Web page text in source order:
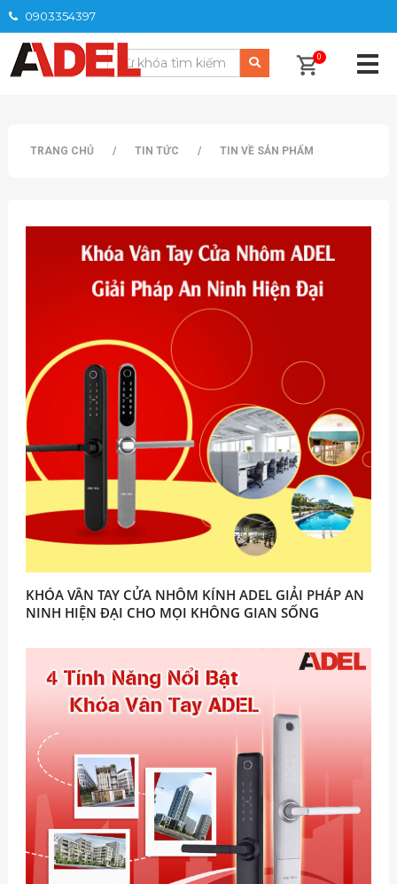
0903354397
0
TRANG CHỦ / TIN TỨC / TIN VỀ SẢN PHẨM
KHÓA VÂN TAY CỬA NHÔM KÍNH ADEL GIẢI PHÁP AN
NINH HIỆN ĐẠI CHO MỌI KHÔNG GIAN SỐNG